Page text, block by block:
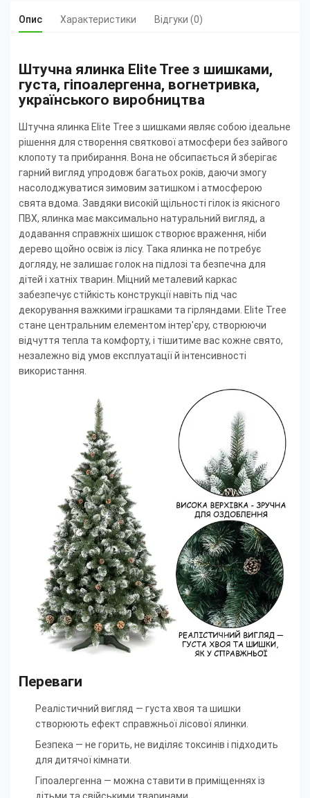
Опис Характеристики Відгуки (0)
Штучна ялинка Elite Tree з шишками,
густа, гіпоалергенна, вогнетривка,
українського виробництва
Штучна ялинка Elite Tree з шишками являє собою ідеальне
рішення для створення святкової атмосфери без зайвого
клопоту та прибирання. Вона не обсипається й зберігає
гарний вигляд упродовж багатьох років, даючи змогу
насолоджуватися зимовим затишком і атмосферою
свята вдома. Завдяки високій щільності гілок із якісного
ПВХ, ялинка має максимально натуральний вигляд, а
додавання справжніх шишок створює враження, ніби
дерево щойно освіж із лісу. Така ялинка не потребує
догляду, не залишає голок на підлозі та безпечна для
дітей і хатніх тварин. Міцний металевий каркас
забезпечує стійкість конструкції навіть під час
декорування важкими іграшками та гірляндами. Elite Tree
стане центральним елементом інтер'єру, створюючи
відчуття тепла та комфорту, і тішитиме вас кожне свято,
незалежно від умов експлуатації й інтенсивності
використання.
Переваги
Реалістичний вигляд — густа хвоя та шишки
створюють ефект справжньої лісової ялинки.
Безпека — не горить, не виділяє токсинів і підходить
для дитячої кімнати.
Гіпоалергенна — можна ставити в приміщеннях із